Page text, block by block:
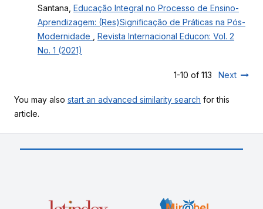
Santana, Educação Integral no Processo de Ensino-
Aprendizagem: (Res)Significação de Práticas na Pós-
Modernidade
Revista Internacional Educon: Vol. 2
No. 1 (2021)
1-10 of 113 Next
You may also start an advanced similarity search for this
article.